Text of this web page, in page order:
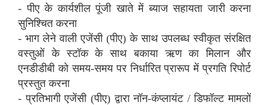
- पीए के कार्यशील पूंजी खाते में ब्याज सहायता जारी करना
सुनिश्चित करना
- भाग लेने वाली एजेंसी (पीए) के साथ उपलब्ध स्वीकृत संरक्षित
वस्तुओं के स्टॉक के साथ बकाया ऋण का मिलान और
एनडीडीबी को समय-समय पर निर्धारित प्रारूप में प्रगति रिपोर्ट
प्रस्तुत करना
- प्रतिभागी एजेंसी (पीए) द्वारा नॉन-कंप्लायंट / डिफॉल्ट मामलों